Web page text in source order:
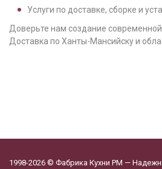
Услуги по доставке, сборке и
Доверьте нам создание
Доставка по Ханты-Мансийску и
1998-2026 © Фабрика Кухни РМ —